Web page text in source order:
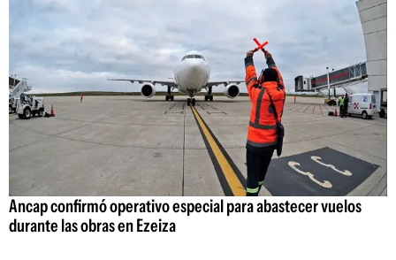
Ancap confirmó operativo especial para abastecer vuelos
durante las obras en Ezeiza